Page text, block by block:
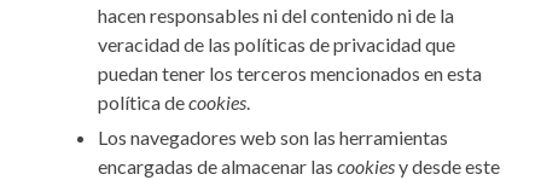
hacen responsables ni del contenido ni de la
veracidad de las políticas de privacidad que
puedan tener los terceros mencionados en esta
política decookies.
Los navegadores web son las herramientas
encargadas de almacenar lascookiesy desde este